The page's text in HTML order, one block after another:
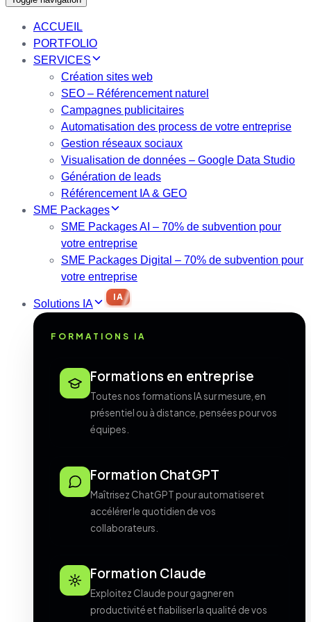
ACCUEIL
PORTFOLIO
SERVICES
Création sites web
SEO – Référencement naturel
Campagnes publicitaires
Automatisation des process de votre entreprise
Gestion réseaux sociaux
Visualisation de données – Google Data Studio
Génération de leads
Référencement IA & GEO
SME Packages
SME Packages AI – 70% de subvention pour
votre entreprise
SME Packages Digital – 70% de subvention pour
votre entreprise
Solutions IA
IA
FORMATIONS IA
Formations en entreprise
Toutes nos formations IA sur mesure, en
présentiel ou à distance, pensées pour vos
équipes.
Formation ChatGPT
Maîtrisez ChatGPT pour automatiser et
accélérer le quotidien de vos
collaborateurs.
Formation Claude
Exploitez Claude pour gagner en
productivité et fiabiliser la qualité de vos